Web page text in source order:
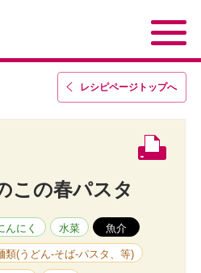
レシピページトップへ
この春パスタ
んにく 水菜 魚介
類(うどん-そば-パスタ、等)